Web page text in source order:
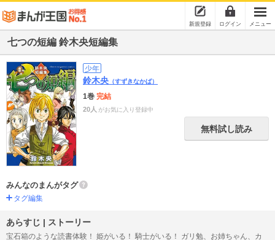
新規登録 ログイン メニュー
七つの短編 鈴木央短編集
少年
鈴木央 （すずきなかば）
1巻 完結
20人 がお気に入り登録中
無料試し読み
みんなのまんがタグ
タグ編集
あらすじ | ストーリー
宝石箱のような読書体験！ 姫がいる！ 騎士がいる！ ガリ勉、お姉ちゃん、カ